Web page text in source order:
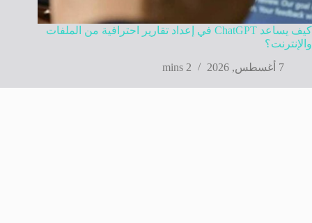
كيف يساعد ChatGPT في إعداد تقارير احترافية من الملفات
والإنترنت؟
7 أغسطس, 2026
2 mins